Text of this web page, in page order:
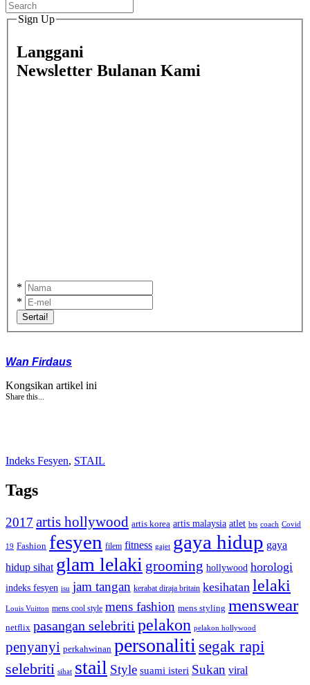
Sign Up
Langgani
Newsletter Bulanan Kami
*
*
Sertai!
Wan Firdaus
Kongsikan artikel ini
Share this...
Indeks Fesyen, STAIL
Tags
2017 artis hollywood artis korea artis malaysia atlet bts coach Covid
19 Fashion fesyen filem fitness gajet gaya hidup gaya
hidup sihat glam lelaki grooming hollywood horologi
indeks fesyen isu jam tangan kerabat diraja britain kesihatan lelaki
Louis Vuitton mens cool style mens fashion mens styling menswear
netflix pasangan selebriti pelakon pelakon hollywood
penyanyi perkahwinan personaliti segak rapi
selebriti sihat stail Style suami isteri Sukan viral